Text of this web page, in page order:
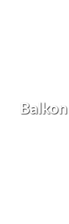
Balkon